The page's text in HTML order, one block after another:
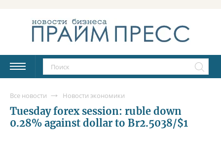
Все новости Новости экономики
Tuesday forex session: ruble down
0.28% against dollar to Br2.5038/$1